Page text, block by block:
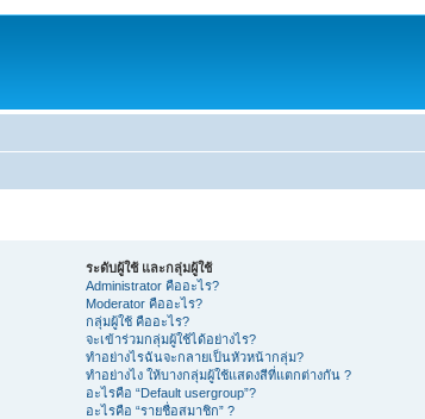
ระดับผู้ใช้ และกลุ่มผู้ใช้
Administrator คืออะไร?
Moderator คืออะไร?
กลุ่มผู้ใช้ คืออะไร?
จะเข้าร่วมกลุ่มผู้ใช้ได้อย่างไร?
ทำอย่างไรฉันจะกลายเป็นหัวหน้ากลุ่ม?
ทำอย่างไง ให้บางกลุ่มผู้ใช้แสดงสีที่แตกต่างกัน ?
อะไรคือ “Default usergroup”?
อะไรคือ “รายชื่อสมาชิก” ?